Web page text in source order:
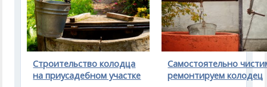
Строительство колодца
на приусадебном участке
Самостоятельно
ремонтируем колодец